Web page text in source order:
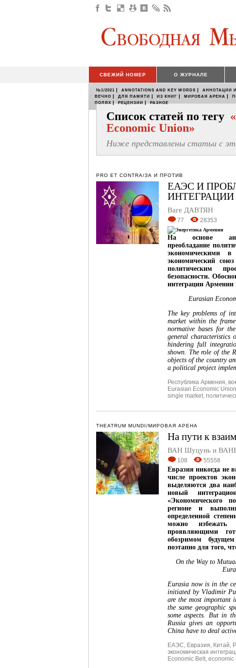
СВЕЖИЙ НОМЕР О ЖУРНАЛЕ
№1/2021 | ANNOTATIONS AND KEY WORDS | АННОТАЦИИ
ВЕЧНО | ДЛЯ ПАМЯТИ | ИЗ КНИГ | МИРОВАЯ АРЕНА |
ПОЛЯХ | РЕЦЕНЗИИ | РАЗНОЕ
Список статей по тегу
Economic Union»
Ниже представлены статьи с
PRO ET CONTRA/ЗА И ПРОТИВ
ЕАЭС И
Ваге ДАВТЯН
77 28353
На основе
преобладание
экономическими
экономический
политическим
безопасности.
интеграции Армении
Eurasian
The key problems of
market within the
normative bases for
general characteristics
hindering full
shown. The role of the
objects of the country
a political project
Республика Армения,
Eurasian Economic Union
single market,
THEATRUM MUNDI/МИРОВАЯ АРЕНА
На пути к
ВАН Шуцунь и
108 55558
Евразия никогда не
числе проектов
выделяются два
новый
«Экономического
регионе и
определенной
можно избежать
проявляющими
обозримом
поэтапно для того,
On the Way to
Eurasia now is in the
initiated by Vladimir
are the most important
the same geographic
some aspects. But in
Russia gives an
China have to deal
ЕАЭС, Евразия, Китай,
экономическая
Economic Belt, economic